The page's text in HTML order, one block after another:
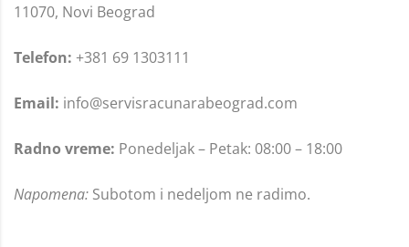
11070, Novi Beograd
Telefon: +381 69 1303111
Email: info@servisracunarabeograd.com
Radno vreme: Ponedeljak – Petak: 08:00 – 18:00
Napomena: Subotom i nedeljom ne radimo.